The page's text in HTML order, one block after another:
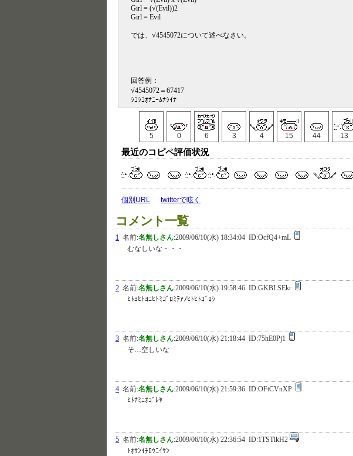
Girl = (√(Evil))2
Girl = Evil
では、√4545072について述べなさい。
回答例：
√4545072＝67417
ｼｺｼｺｵﾅﾆｰﾑﾅｼｲﾅ
5 0 6 3 4 15 44 13
最近のコピペ評価状況
個別URL twitterで呟く
コメント一覧
1 名前:名無しさん:2009/06/10(水) 18:34:04 ID:OcfQ4+mL
むなしいな・・・
2 名前:名無しさん:2009/06/10(水) 19:58:46 ID:GKBLSEkr
ﾋﾄﾖﾋﾄﾖﾆﾋﾄﾐｺﾞﾛﾐﾃｱﾉﾋﾄﾋﾄｺﾞﾛｼ
3 名前:名無しさん:2009/06/10(水) 21:18:44 ID:75hE0Pj1
そ…空しいな
4 名前:名無しさん:2009/06/10(水) 21:59:36 ID:OFtCVnXP
ﾋﾄﾅﾐﾆｵｺﾞﾚﾔ
5 名前:名無しさん:2009/06/10(水) 22:36:54 ID:1TSTikH2
ﾄｵｻﾝｲﾁﾛｳﾆｲｻﾝ